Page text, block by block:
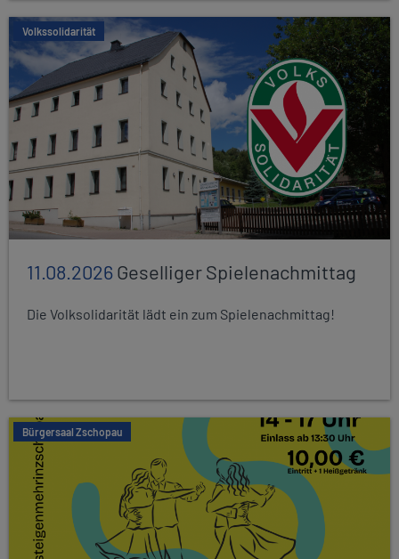
Volkssolidarität
11.08.2026Geselliger Spielenachmittag
Die Volksolidarität lädt ein zum Spielenachmittag!
Bürgersaal Zschopau